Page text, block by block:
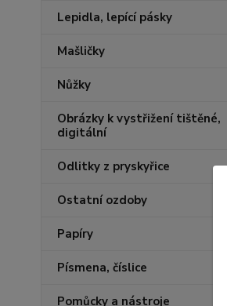
Lepidla, lepící pásky
Mašličky
Nůžky
Obrázky k vystřižení tištěné,
digitální
Odlitky z pryskyřice
Ostatní ozdoby
Papíry
Písmena, číslice
Pomůcky a nástroje